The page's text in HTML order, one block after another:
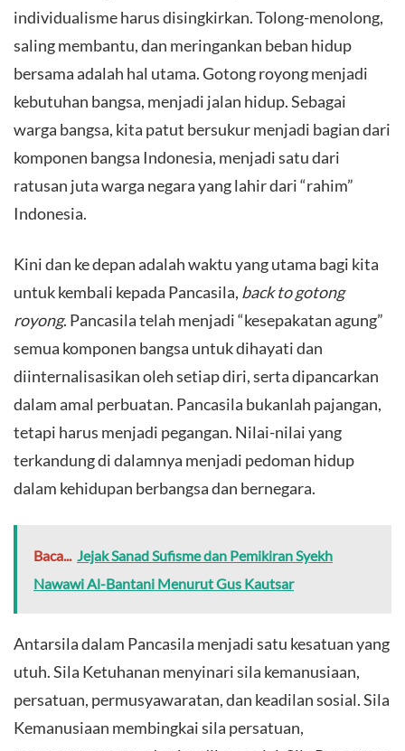
individualisme harus disingkirkan. Tolong-menolong,
saling membantu, dan meringankan beban hidup
bersama adalah hal utama. Gotong royong menjadi
kebutuhan bangsa, menjadi jalan hidup. Sebagai
warga bangsa, kita patut bersukur menjadi bagian dari
komponen bangsa Indonesia, menjadi satu dari
ratusan juta warga negara yang lahir dari “rahim”
Indonesia.
​Kini dan ke depan adalah waktu yang utama bagi kita
untuk kembali kepada Pancasila, back to gotong
royong. Pancasila telah menjadi “kesepakatan agung”
semua komponen bangsa untuk dihayati dan
diinternalisasikan oleh setiap diri, serta dipancarkan
dalam amal perbuatan. Pancasila bukanlah pajangan,
tetapi harus menjadi pegangan. Nilai-nilai yang
terkandung di dalamnya menjadi pedoman hidup
dalam kehidupan berbangsa dan bernegara.
Baca... Jejak Sanad Sufisme dan Pemikiran Syekh
Nawawi Al-Bantani Menurut Gus Kautsar
​Antarsila dalam Pancasila menjadi satu kesatuan yang
utuh. Sila Ketuhanan menyinari sila kemanusiaan,
persatuan, permusyawaratan, dan keadilan sosial. Sila
Kemanusiaan membingkai sila persatuan,